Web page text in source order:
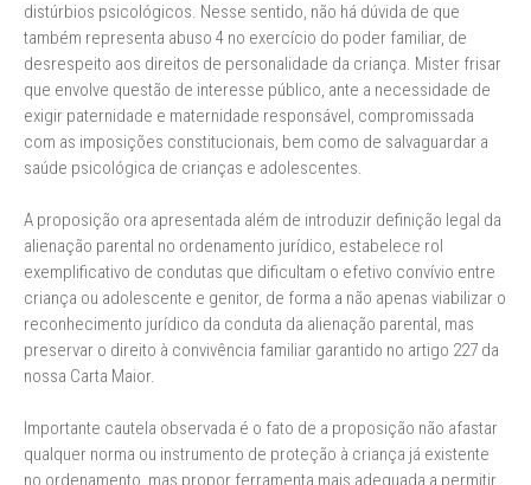
distúrbios psicológicos. Nesse sentido, não há dúvida de que
também representa abuso 4 no exercício do poder familiar, de
desrespeito aos direitos de personalidade da criança. Mister frisar
que envolve questão de interesse público, ante a necessidade de
exigir paternidade e maternidade responsável, compromissada
com as imposições constitucionais, bem como de salvaguardar a
saúde psicológica de crianças e adolescentes.
A proposição ora apresentada além de introduzir definição legal da
alienação parental no ordenamento jurídico, estabelece rol
exemplificativo de condutas que dificultam o efetivo convívio entre
criança ou adolescente e genitor, de forma a não apenas viabilizar o
reconhecimento jurídico da conduta da alienação parental, mas
preservar o direito à convivência familiar garantido no artigo 227 da
nossa Carta Maior.
Importante cautela observada é o fato de a proposição não afastar
qualquer norma ou instrumento de proteção à criança já existente
no ordenamento, mas propor ferramenta mais adequada a permitir